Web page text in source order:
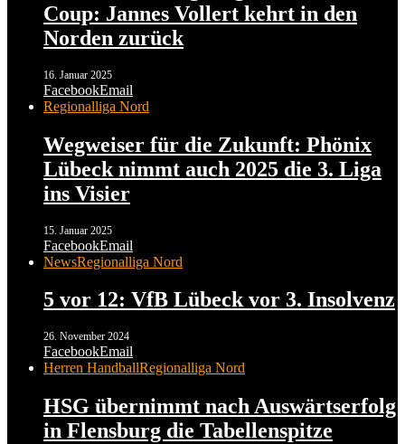
Coup: Jannes Vollert kehrt in den
Norden zurück
16. Januar 2025
FacebookEmail
Regionalliga Nord
Wegweiser für die Zukunft: Phönix
Lübeck nimmt auch 2025 die 3. Liga
ins Visier
15. Januar 2025
FacebookEmail
NewsRegionalliga Nord
5 vor 12: VfB Lübeck vor 3. Insolvenz
26. November 2024
FacebookEmail
Herren HandballRegionalliga Nord
HSG übernimmt nach Auswärtserfolg
in Flensburg die Tabellenspitze